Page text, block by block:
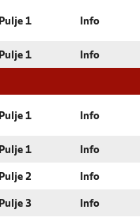
Pulje 1 Info
Pulje 1 Info
Pulje 1 Info
Pulje 1 Info
Pulje 2 Info
Pulje 3 Info